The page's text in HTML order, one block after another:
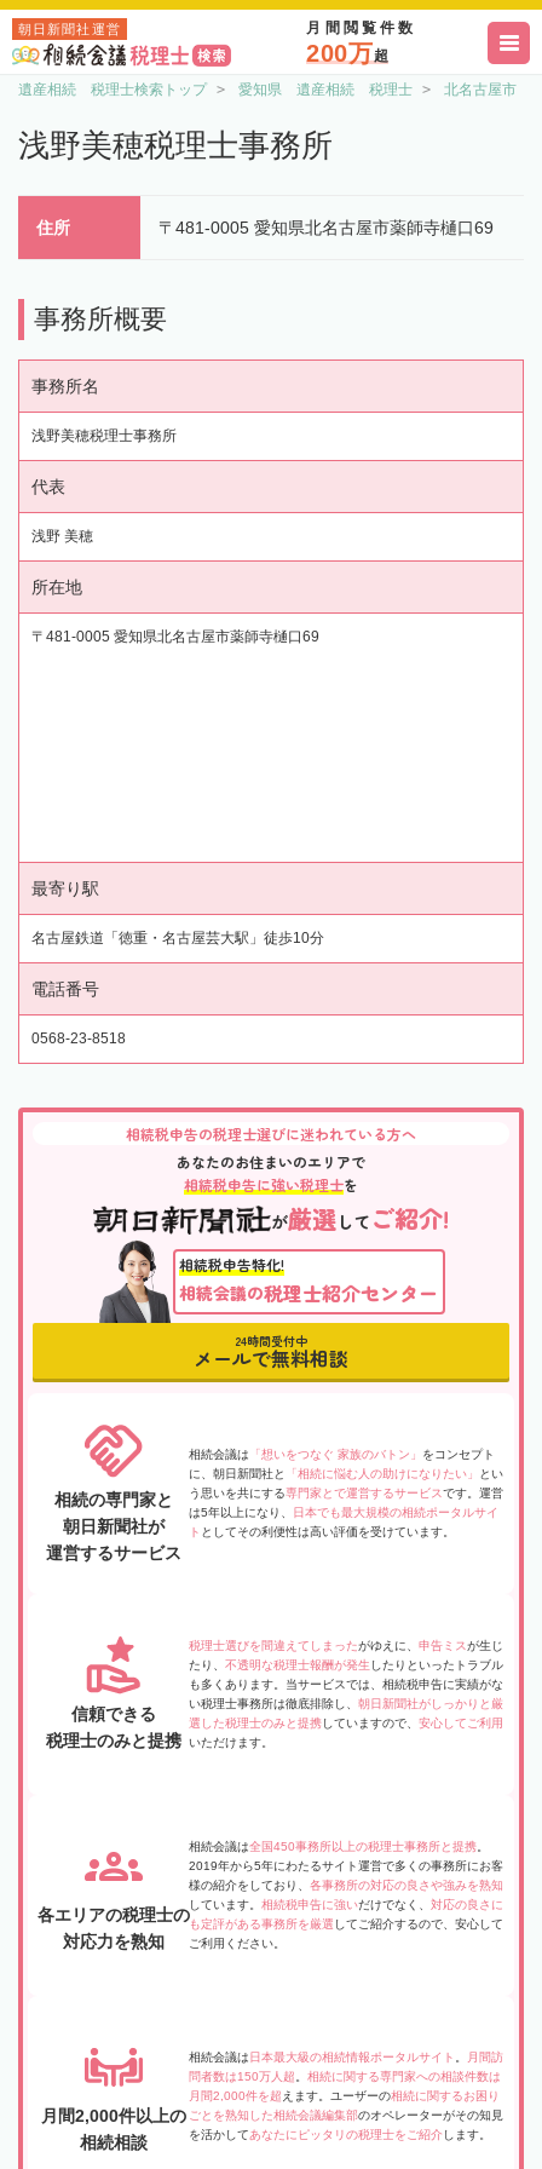
朝日新聞社運営 月間閲覧件数
200万超
遺産相続 税理士検索トップ 愛知県 遺産相続 税理士 北名古屋市
浅野美穂税理士事務所
住所 〒481-0005 愛知県北名古屋市薬師寺樋口69
事務所概要
事務所名
浅野美穂税理士事務所
代表
浅野 美穂
所在地
〒481-0005 愛知県北名古屋市薬師寺樋口69
最寄り駅
名古屋鉄道「徳重・名古屋芸大駅」徒歩10分
電話番号
0568-23-8518
相続税申告の税理士選びに迷われている方へ
あなたのお住まいのエリアで
相続税申告に強い税理士を
が厳選して ご紹介!
相続税申告特化!
相続会議の税理士紹介センター
24時間受付中
メールで無料相談
相続の専門家と
朝日新聞社が
運営するサービス
相続会議は 「想いをつなぐ 家族のバトン」 をコンセプト
に、朝日新聞社と
「相続に悩む人の助けになりたい」
とい
う思いを共にする専門家とで運営するサービスです。運営
は5年以上になり、
日本でも最大規模の相続ポータルサイ
ト としてその利便性は高い評価を受けています。
信頼できる
税理士のみと提携
税理士選びを間違えてしまったがゆえに、 申告ミスが生じ
たり、 不透明な税理士報酬が発生 したりといったトラブル
も多くあります。当サービスでは、相続税申告に実績がな
い税理士事務所は徹底排除し、 朝日新聞社がしっかりと厳
選した税理士のみと提携していますので、 安心してご利用
いただけます。
各エリアの税理士の
対応力を熟知
相続会議は全国450事務所以上の税理士事務所と提携
2019年から5年にわたるサイト運営で多くの事務所にお客
様の紹介をしており、 各事務所の対応の良さや強みを熟知
しています。 相続税申告に強いだけでなく、 対応の良さに
も定評がある事務所を厳選 してご紹介するので、安心して
ご利用ください。
月間2,000件以上の
相続相談
相続会議は 日本最大級の相続情報ポータルサイト
月間訪
問者数は150万人超
相続に関する専門家への相談件数は
月間2,000件を超 えます。ユーザーの相続に関するお困り
ごとを熟知した相続会議編集部のオペレーターがその知見
を活かしてあなたにピッタリの税理士をご紹介 します。